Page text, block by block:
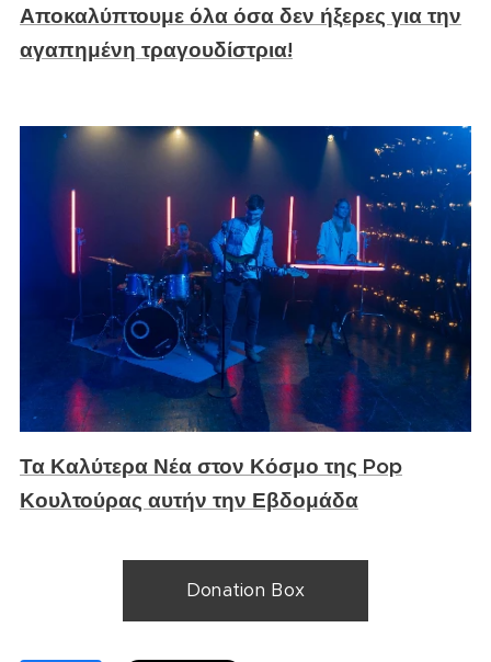
Αποκαλύπτουμε όλα όσα δεν ήξερες για την
αγαπημένη τραγουδίστρια!
Τα Καλύτερα Νέα στον Κόσμο της Pop
Κουλτούρας αυτήν την Εβδομάδα
Donation Box